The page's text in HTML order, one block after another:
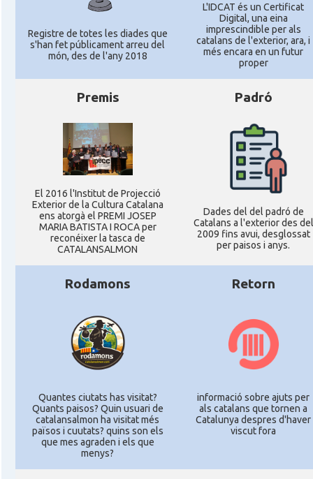
Registre de totes les diades que
s'han fet públicament arreu del
món, des de l'any 2018
L'IDCAT és un Certificat
Digital, una eina
imprescindible per als
catalans de l'exterior, ara, i
més encara en un futur
proper
Premis
El 2016 l'Institut de Projecció
Exterior de la Cultura Catalana
ens atorgà el PREMI JOSEP
MARIA BATISTA I ROCA per
reconéixer la tasca de
CATALANSALMON
Padró
Dades del del padró de
Catalans a l'exterior des del
2009 fins avui, desglossat
per paisos i anys.
Rodamons
Quantes ciutats has visitat?
Quants paisos? Quin usuari de
catalansalmon ha visitat més
països i cuutats? quins son els
que mes agraden i els que
menys?
Retorn
informació sobre ajuts per
als catalans que tornen a
Catalunya despres d'haver
viscut fora